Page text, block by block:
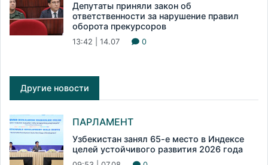
Депутаты приняли закон об
ответственности за нарушение правил
оборота прекурсоров
13:42 | 14.07 0
Другие новости
ПАРЛАМЕНТ
Узбекистан занял 65-е место в Индексе
целей устойчивого развития 2026 года